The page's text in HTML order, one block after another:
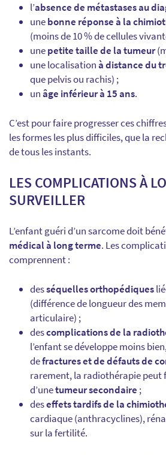
l’absence de métastases au
unebonne réponse à la
(moins de 10 % de cellules
unepetite taille de la tumeur
une localisationà distance du
que pelvis ou rachis) ;
unâge inférieur à 15 ans.
C’est pour faire progresser ces
les formes les plus difficiles, que la
de tous les instants.
LES COMPLICATIONS À
SURVEILLER
L’enfant guéri d’un sarcome doit
médical à long terme. Les
comprennent :
desséquelles orthopédiques
(différence de longueur des
articulaire) ;
descomplications de la
l’enfant se développe moins
defractures et de défauts de
rarement, la radiothérapie peut
d’unetumeur secondaire ;
deseffets tardifs de la
cardiaque (anthracyclines),
sur la fertilité.